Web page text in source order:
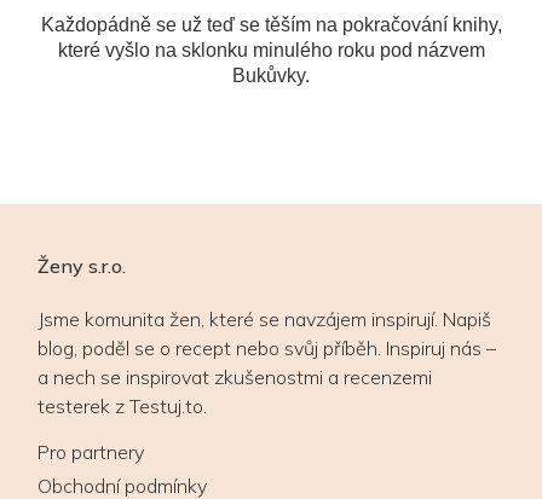
Každopádně se už teď se těším na pokračování knihy,
které vyšlo na sklonku minulého roku pod názvem
Bukůvky.
Ženy s.r.o.
Jsme komunita žen, které se navzájem inspirují. Napiš
blog, poděl se o recept nebo svůj příběh. Inspiruj nás –
a nech se inspirovat zkušenostmi a recenzemi
testerek z Testuj.to.
Pro partnery
Obchodní podmínky